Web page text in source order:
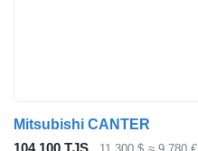
Mitsubishi CANTER
104 100 TJS